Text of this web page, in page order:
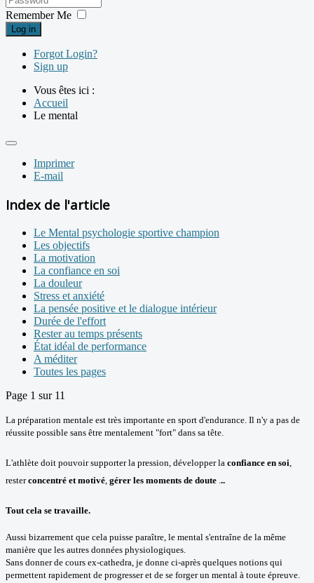
Remember Me
Log in
Forgot Login?
Sign up
Vous êtes ici :
Accueil
Le mental
Imprimer
E-mail
Index de l'article
Le Mental psychologie sportive champion
Les objectifs
La motivation
La confiance en soi
La douleur
Stress et anxiété
La pensée positive et le dialogue intérieur
Durée de l'effort
Rester au temps présents
État idéal de performance
A méditer
Toutes les pages
Page 1 sur 11
La préparation mentale est très importante en sport d'endurance. Il n'y a pas de
réussite possible sans être mentalement "fort" dans sa tête.
L'athlète doit pouvoirsupporter la pression, développer la confiance en soi
resterconcentré et motivé gérer les moments de doute ..
Tout cela se travaille.
Aussi bizarrement que cela puisse paraître, le mental s'entraîne de la même
manière que les autres données physiologiques.
Sans donner de cours ex-cathedra, je donne ci-après quelques notions qui
permettent rapidement de progresser et de se forger un mental à toute épreuve.